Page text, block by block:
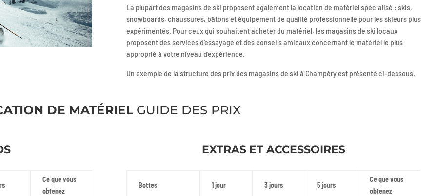
La plupart des magasins de ski proposent également la location de matériel spécialisé : skis,
snowboards, chaussures, bâtons et équipement de qualité professionnelle pour les skieurs plus
expérimentés. Pour ceux qui souhaitent acheter du matériel, les magasins de ski locaux
proposent des services d'essayage et des conseils amicaux concernant le matériel le plus
approprié à votre niveau d'expérience.
Un exemple de la structure des prix des magasins de ski à Champéry est présenté ci-dessous.
DE MATÉRIEL GUIDE DES PRIX
Ce que vous
obtenez
EXTRAS ET ACCESSOIRES
Bottes 1 jour 3 jours 5 jours
Ce que vous
obtenez